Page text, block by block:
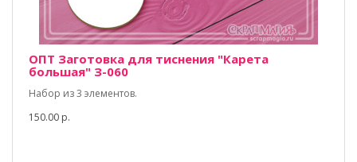
ОПТ Заготовка для тиснения "Карета
большая" З-060
Набор из 3 элементов.
150.00 р.